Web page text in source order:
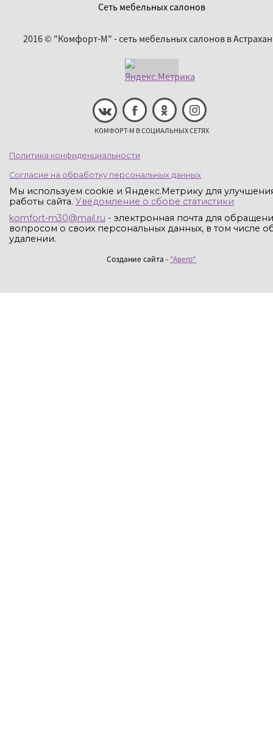
Сеть мебельных салонов
2016 © "Комфорт-М" - сеть мебельных салонов в
КОМФОРТ-М В СОЦИАЛЬНЫХ СЕТЯХ
Политика конфиденциальности
Согласие на обработку персональных данных
Мы используем cookie и Яндекс.Метрику для
работы сайта. Уведомление о сборе статистики
komfort-m30@mail.ru - электронная почта для
вопросом о своих персональных данных, в том числе
удалении.
Создание сайта - "Авего"